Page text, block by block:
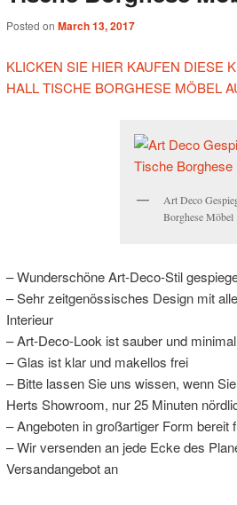
Posted on March 13, 2017
KLICKEN SIE HIER KAUFEN DIESE
HALL TISCHE BORGHESE MÖBEL
Art Deco
Borghese Möbel
– Wunderschöne Art-Deco-Stil
– Sehr zeitgenössisches Design mit
Interieur
– Art-Deco-Look ist sauber und
– Glas ist klar und makellos frei
– Bitte lassen Sie uns wissen, wenn
Herts Showroom, nur 25 Minuten
– Angeboten in großartiger Form bereit
– Wir versenden an jede Ecke des
Versandangebot an